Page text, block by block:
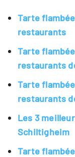
Tarte
restaurants
Tarte
restaurants
Tarte
restaurants
Les 3
Schiltigheim
Tarte